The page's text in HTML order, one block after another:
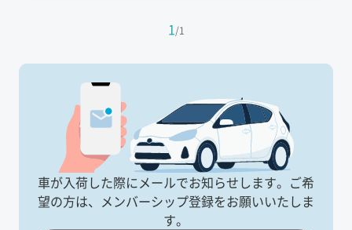
1/1
車が入荷した際にメールでお知らせします。 ご希
望の方は、メンバーシップ登録をお願いいたしま
す。